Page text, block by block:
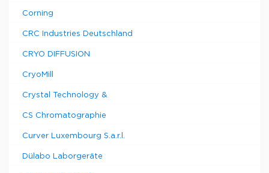
Corning
CRC Industries Deutschland
CRYO DIFFUSION
CryoMill
Crystal Technology &
CS Chromatographie
Curver Luxembourg S.a.r.l.
Dülabo Laborgeräte